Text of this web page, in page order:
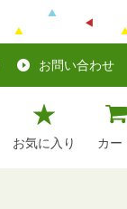
お問い合わせ
お気に入り カー